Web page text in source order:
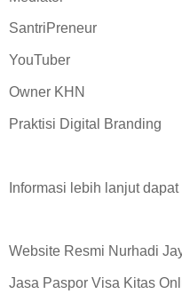
SantriPreneur
YouTuber
Owner KHN
Praktisi Digital Branding
Informasi lebih lanjut
Website Resmi Nurhadi
Jasa Paspor Visa Kitas